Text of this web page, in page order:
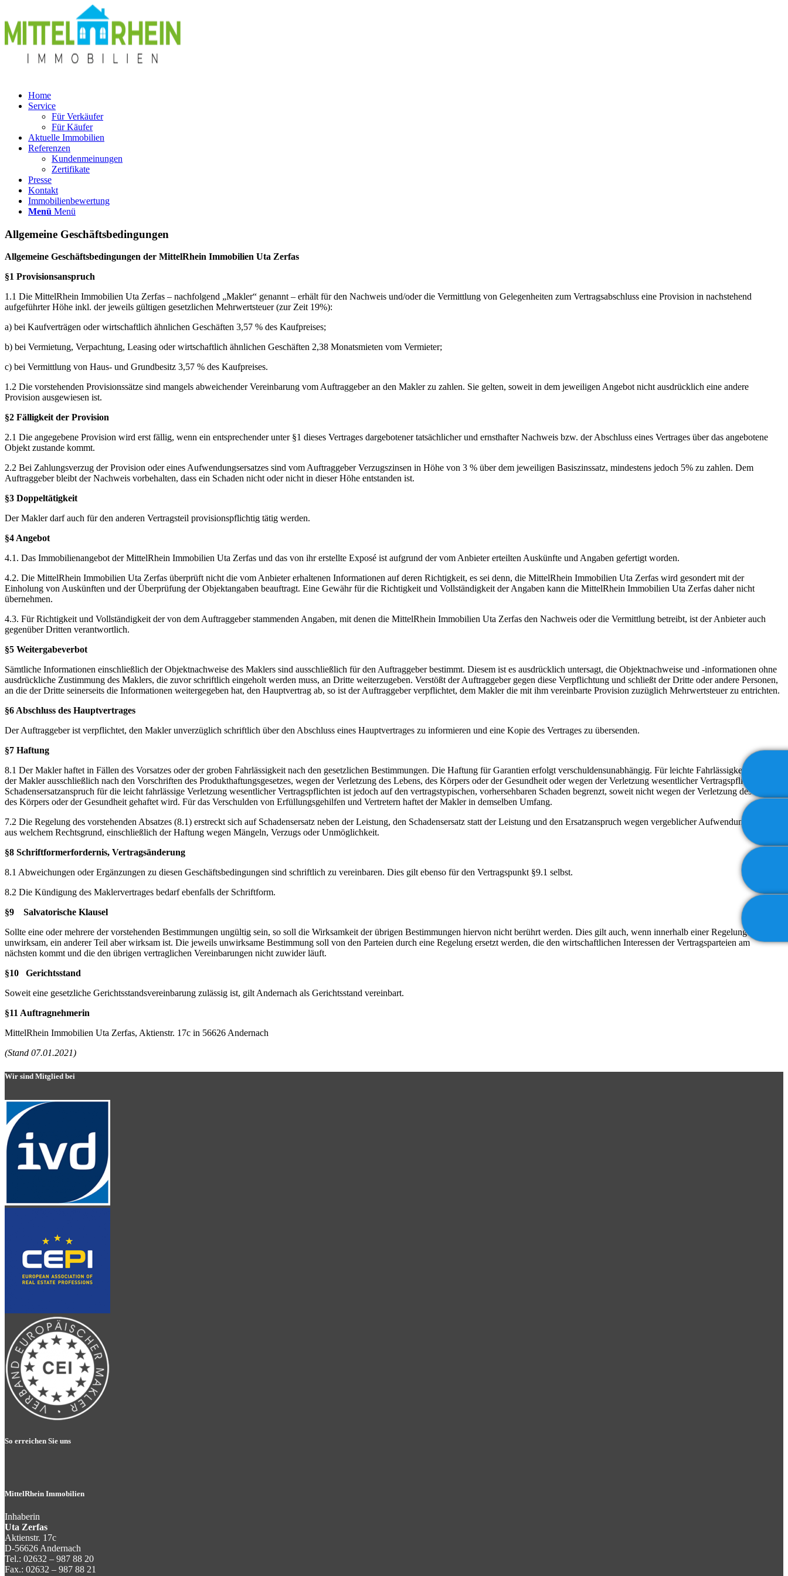
Home
Service
Für Verkäufer
Für Käufer
Aktuelle Immobilien
Referenzen
Kundenmeinungen
Zertifikate
Presse
Kontakt
Immobilienbewertung
Menü Menü
Allgemeine Geschäftsbedingungen
Allgemeine Geschäftsbedingungen der MittelRhein Immobilien Uta Zerfas
§1 Provisionsanspruch
1.1 Die MittelRhein Immobilien Uta Zerfas – nachfolgend „Makler“ genannt – erhält für den Nachweis und/oder die Vermittlung von Gelegenheiten zum Vertragsabschluss eine Provision in nachstehend
aufgeführter Höhe inkl. der jeweils gültigen gesetzlichen Mehrwertsteuer (zur Zeit 19%):
a) bei Kaufverträgen oder wirtschaftlich ähnlichen Geschäften 3,57 % des Kaufpreises;
b) bei Vermietung, Verpachtung, Leasing oder wirtschaftlich ähnlichen Geschäften 2,38 Monatsmieten vom Vermieter;
c) bei Vermittlung von Haus- und Grundbesitz 3,57 % des Kaufpreises.
1.2 Die vorstehenden Provisionssätze sind mangels abweichender Vereinbarung vom Auftraggeber an den Makler zu zahlen. Sie gelten, soweit in dem jeweiligen Angebot nicht ausdrücklich eine andere
Provision ausgewiesen ist.
§2 Fälligkeit der Provision
2.1 Die angegebene Provision wird erst fällig, wenn ein entsprechender unter §1 dieses Vertrages dargebotener tatsächlicher und ernsthafter Nachweis bzw. der Abschluss eines Vertrages über das angebotene
Objekt zustande kommt.
2.2 Bei Zahlungsverzug der Provision oder eines Aufwendungsersatzes sind vom Auftraggeber Verzugszinsen in Höhe von 3 % über dem jeweiligen Basiszinssatz, mindestens jedoch 5% zu zahlen. Dem
Auftraggeber bleibt der Nachweis vorbehalten, dass ein Schaden nicht oder nicht in dieser Höhe entstanden ist.
§3 Doppeltätigkeit
Der Makler darf auch für den anderen Vertragsteil provisionspflichtig tätig werden.
§4 Angebot
4.1. Das Immobilienangebot der MittelRhein Immobilien Uta Zerfas und das von ihr erstellte Exposé ist aufgrund der vom Anbieter erteilten Auskünfte und Angaben gefertigt worden.
4.2. Die MittelRhein Immobilien Uta Zerfas überprüft nicht die vom Anbieter erhaltenen Informationen auf deren Richtigkeit, es sei denn, die MittelRhein Immobilien Uta Zerfas wird gesondert mit der
Einholung von Auskünften und der Überprüfung der Objektangaben beauftragt. Eine Gewähr für die Richtigkeit und Vollständigkeit der Angaben kann die MittelRhein Immobilien Uta Zerfas daher nicht
übernehmen.
4.3. Für Richtigkeit und Vollständigkeit der von dem Auftraggeber stammenden Angaben, mit denen die MittelRhein Immobilien Uta Zerfas den Nachweis oder die Vermittlung betreibt, ist der Anbieter auch
gegenüber Dritten verantwortlich.
§5 Weitergabeverbot
Sämtliche Informationen einschließlich der Objektnachweise des Maklers sind ausschließlich für den Auftraggeber bestimmt. Diesem ist es ausdrücklich untersagt, die Objektnachweise und -informationen ohne
ausdrückliche Zustimmung des Maklers, die zuvor schriftlich eingeholt werden muss, an Dritte weiterzugeben. Verstößt der Auftraggeber gegen diese Verpflichtung und schließt der Dritte oder andere Personen,
an die der Dritte seinerseits die Informationen weitergegeben hat, den Hauptvertrag ab, so ist der Auftraggeber verpflichtet, dem Makler die mit ihm vereinbarte Provision zuzüglich Mehrwertsteuer zu entrichten.
§6 Abschluss des Hauptvertrages
Der Auftraggeber ist verpflichtet, den Makler unverzüglich schriftlich über den Abschluss eines Hauptvertrages zu informieren und eine Kopie des Vertrages zu übersenden.
§7 Haftung
8.1 Der Makler haftet in Fällen des Vorsatzes oder der groben Fahrlässigkeit nach den gesetzlichen Bestimmungen. Die Haftung für Garantien erfolgt verschuldensunabhängig. Für leichte Fahrlässigkeit haftet
der Makler ausschließlich nach den Vorschriften des Produkthaftungsgesetzes, wegen der Verletzung des Lebens, des Körpers oder der Gesundheit oder wegen der Verletzung wesentlicher Vertragspflichten. Der
Schadensersatzanspruch für die leicht fahrlässige Verletzung wesentlicher Vertragspflichten ist jedoch auf den vertragstypischen, vorhersehbaren Schaden begrenzt, soweit nicht wegen der Verletzung des Lebens,
des Körpers oder der Gesundheit gehaftet wird. Für das Verschulden von Erfüllungsgehilfen und Vertretern haftet der Makler in demselben Umfang.
7.2 Die Regelung des vorstehenden Absatzes (8.1) erstreckt sich auf Schadensersatz neben der Leistung, den Schadensersatz statt der Leistung und den Ersatzanspruch wegen vergeblicher Aufwendungen, gleich
aus welchem Rechtsgrund, einschließlich der Haftung wegen Mängeln, Verzugs oder Unmöglichkeit.
§8 Schriftformerfordernis, Vertragsänderung
8.1 Abweichungen oder Ergänzungen zu diesen Geschäftsbedingungen sind schriftlich zu vereinbaren. Dies gilt ebenso für den Vertragspunkt §9.1 selbst.
8.2 Die Kündigung des Maklervertrages bedarf ebenfalls der Schriftform.
§9 Salvatorische Klausel
Sollte eine oder mehrere der vorstehenden Bestimmungen ungültig sein, so soll die Wirksamkeit der übrigen Bestimmungen hiervon nicht berührt werden. Dies gilt auch, wenn innerhalb einer Regelung ein Teil
unwirksam, ein anderer Teil aber wirksam ist. Die jeweils unwirksame Bestimmung soll von den Parteien durch eine Regelung ersetzt werden, die den wirtschaftlichen Interessen der Vertragsparteien am
nächsten kommt und die den übrigen vertraglichen Vereinbarungen nicht zuwider läuft.
§10 Gerichtsstand
Soweit eine gesetzliche Gerichtsstandsvereinbarung zulässig ist, gilt Andernach als Gerichtsstand vereinbart.
§11 Auftragnehmerin
MittelRhein Immobilien Uta Zerfas, Aktienstr. 17c in 56626 Andernach
(Stand 07.01.2021)
Wir sind Mitglied bei
So erreichen Sie uns
MittelRhein Immobilien
Inhaberin
Uta Zerfas
Aktienstr. 17c
D-56626 Andernach
Tel.: 02632 – 987 88 20
Fax.: 02632 – 987 88 21